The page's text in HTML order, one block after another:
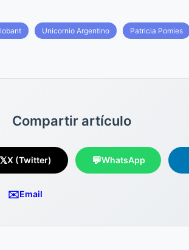
Unicornio Argentino Patricia Pomies
Compartir artículo
𝕏X (Twitter) 💬WhatsApp
✉️Email